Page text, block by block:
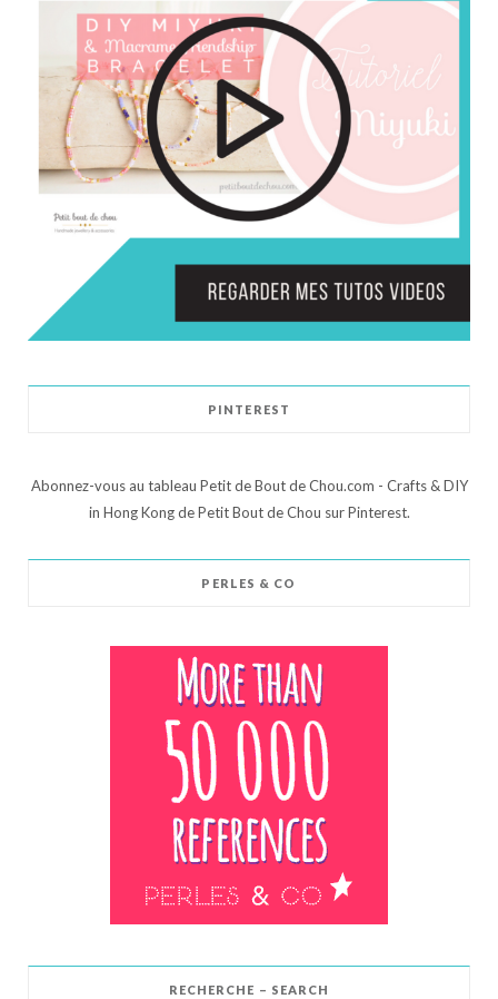
PINTEREST
Abonnez-vous au tableau Petit de Bout de Chou.com - Crafts & DIY
in Hong Kong de Petit Bout de Chou sur Pinterest.
PERLES & CO
RECHERCHE – SEARCH